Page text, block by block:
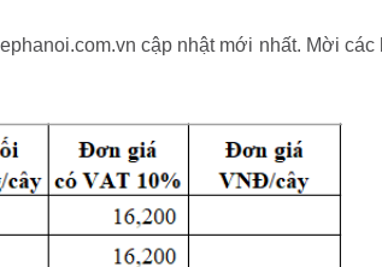
cập nhật mới nhất. Mời các